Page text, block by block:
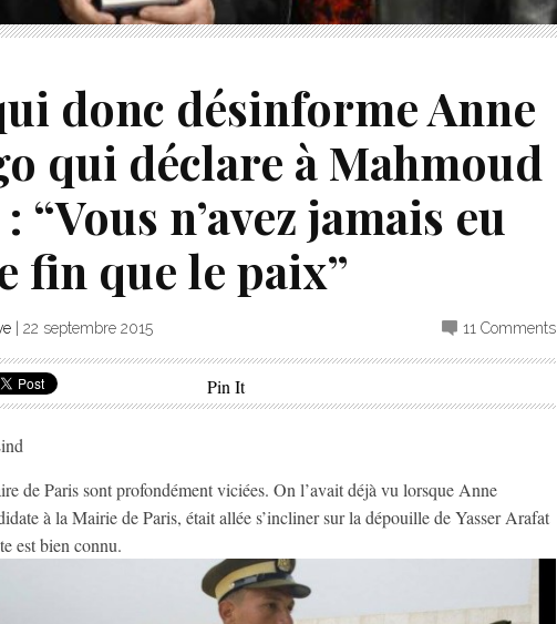
donc désinforme Anne
qui déclare à Mahmoud
“Vous n’avez jamais eu
fin que le paix”
22 septembre 2015 11 Comments
Pin It
de Paris sont profondément viciées. On l’avait déjà vu lorsque Anne
à la Mairie de Paris, était allée s’incliner sur la dépouille de Yasser Arafat
est bien connu.